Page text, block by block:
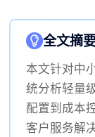
全文摘
本文针对中
统分析轻量
配置到成本
客户服务解